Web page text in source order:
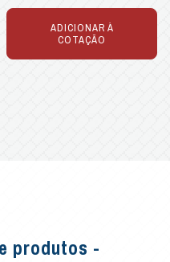
ADICIONAR À
COTAÇÃO
produtos -